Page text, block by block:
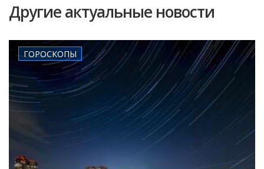
Другие актуальные новости
ГОРОСКОПЫ